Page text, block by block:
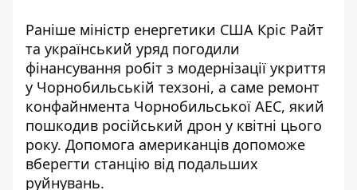
Раніше міністр енергетики США Кріс Райт
та український уряд погодили
фінансування робіт з модернізації укриття
у Чорнобильській техзоні, а саме ремонт
конфайнмента Чорнобильської АЕС, який
пошкодив російський дрон у квітні цього
року. Допомога американців допоможе
вберегти станцію від подальших
руйнувань.